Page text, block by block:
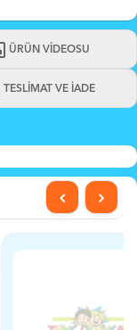
ÜRÜN VİDEOSU
TESLİMAT VE İADE